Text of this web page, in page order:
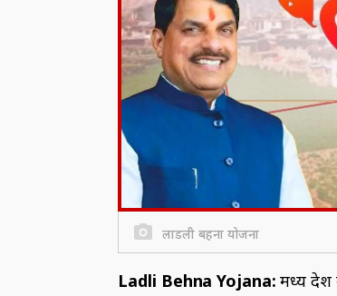
लाडली बहना योजना
Ladli Behna Yojana:मध्‍य